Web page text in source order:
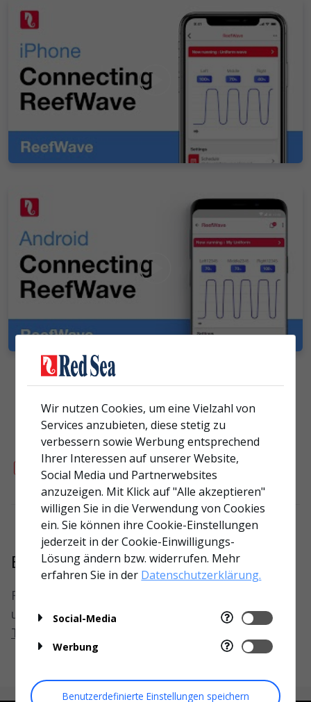
Mehr Videos laden
Produktseite
Brauchen Sie noch immer Hilfe?
Für zusätzlichen Produktsupport senden Sie
uns bitte Ihre Frage über unser
Tech-Support-Formular
Wir nutzen Cookies, um eine Vielzahl von
Services anzubieten, diese stetig zu
verbessern sowie Werbung entsprechend
Ihrer Interessen auf unserer Website,
Social Media und Partnerwebsites
anzuzeigen. Mit Klick auf "Alle akzeptieren"
willigen Sie in die Verwendung von Cookies
ein. Sie können ihre Cookie-Einstellungen
jederzeit in der Cookie-Einwilligungs-
Lösung ändern bzw. widerrufen. Mehr
erfahren Sie in der Datenschutzerklärung.
Social-Media
Werbung
Benutzerdefinierte Einstellungen speichern